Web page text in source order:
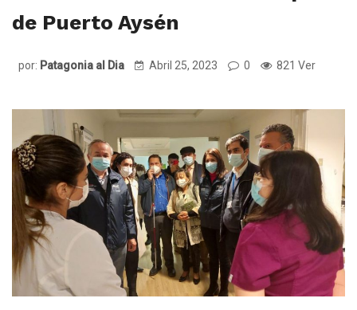
de Puerto Aysén
por: Patagonia al Dia Abril 25, 2023 0 821 Ver